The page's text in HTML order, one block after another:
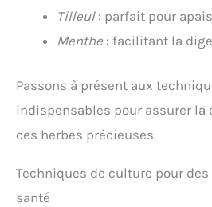
Tilleul: parfait pour
Menthe : facilitant la
Passons à présent aux
indispensables pour assurer la
ces herbes précieuses.
Techniques de culture pour
santé